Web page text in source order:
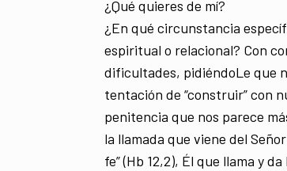
¿Qué quieres de mí?
¿En qué circunstancia
espiritual o relacional? Con
dificultades, pidiéndoLe que
tentación de “construir” con
penitencia que nos parece
la llamada que viene del
fe” (Hb 12,2), Él que llama y